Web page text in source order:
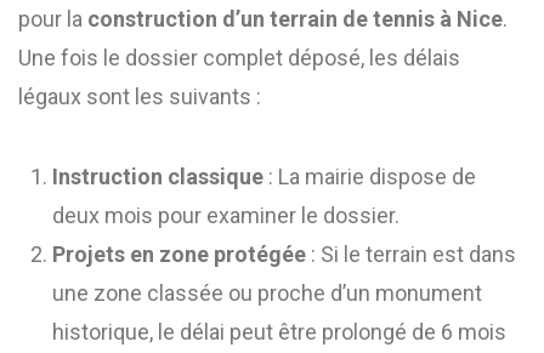
pour la construction d’un terrain de tennis à Nice.
Une fois le dossier complet déposé, les délais
légaux sont les suivants :
Instruction classique : La mairie dispose de
deux mois pour examiner le dossier.
Projets en zone protégée : Si le terrain est dans
une zone classée ou proche d’un monument
historique, le délai peut être prolongé de 6 mois